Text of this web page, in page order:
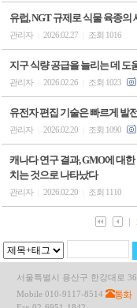
유럽, NGT 규제로 식물 육종의
관리자 2026.02.27 조회 1016
지구 식량 공급을 늘리는 데 도
관리자 2026.02.26 조회 1023
유전자 편집 기술은 빠르게 발
관리자 2026.02.20 조회 1090
캐나다 연구 결과, GMO에 대한
치는 것으로 나타났다
관리자 2026.02.20 조회 1110
서울특별시 용산구 한강대로
Mobile 010-9117-8514
통화